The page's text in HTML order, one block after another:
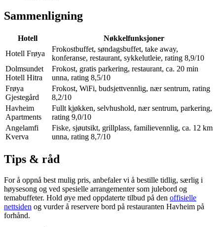
Sammenligning
Hotell
Nøkkelfunksjoner
Hotell Frøya
Frokostbuffet, søndagsbuffet, take away,
konferanse, restaurant, sykkelutleie, rating 8,9/10
Dolmsundet
Hotell Hitra
Frokost, gratis parkering, restaurant, ca. 20 min
unna, rating 8,5/10
Frøya
Gjestegård
Frokost, WiFi, budsjettvennlig, nær sentrum, rating
8,2/10
Havheim
Apartments
Fullt kjøkken, selvhushold, nær sentrum, parkering,
rating 9,0/10
Angelamfi
Kverva
Fiske, sjøutsikt, grillplass, familievennlig, ca. 12 km
unna, rating 8,7/10
Tips & råd
For å oppnå best mulig pris, anbefaler vi å bestille tidlig, særlig i
høysesong og ved spesielle arrangementer som julebord og
temabuffeter. Hold øye med oppdaterte tilbud på den offisielle
nettsiden og vurder å reservere bord på restauranten Havheim på
forhånd.